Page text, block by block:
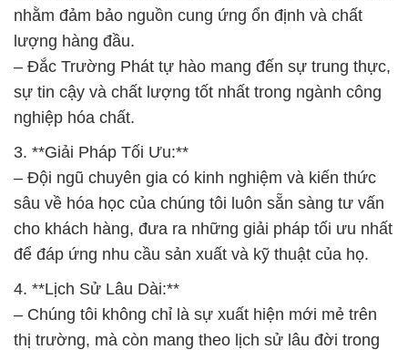
nhằm đảm bảo nguồn cung ứng ổn định và chất
lượng hàng đầu.
– Đắc Trường Phát tự hào mang đến sự trung thực,
sự tin cậy và chất lượng tốt nhất trong ngành công
nghiệp hóa chất.
3. **Giải Pháp Tối Ưu:**
– Đội ngũ chuyên gia có kinh nghiệm và kiến thức
sâu về hóa học của chúng tôi luôn sẵn sàng tư vấn
cho khách hàng, đưa ra những giải pháp tối ưu nhất
để đáp ứng nhu cầu sản xuất và kỹ thuật của họ.
4. **Lịch Sử Lâu Dài:**
– Chúng tôi không chỉ là sự xuất hiện mới mẻ trên
thị trường, mà còn mang theo lịch sử lâu đời trong